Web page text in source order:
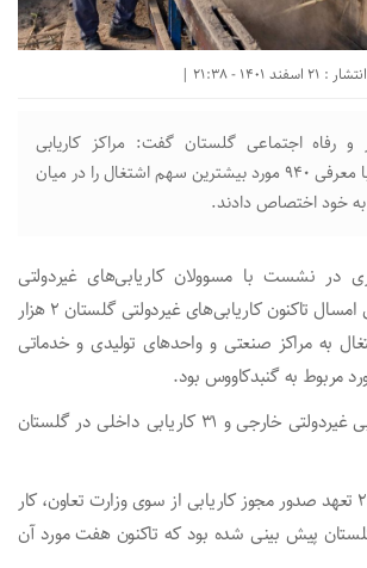
و رفاه اجتماعی گلستان گفت: مراکز کاریابی
گنبدکاووس امسال با معرفی ۹۴۰ مورد بیشترین سهم اشتغال را در میان
در نشست با مسوولان کاریابی‌های غیردولتی
استان، افزود: از ابتدای امسال تاکنون کاریابی‌های غیردولتی گلستان ۲ هزار
اشتغال به مراکز صنعتی و واحدهای تولیدی و خدماتی
وی ادامه داد: ۲ کاریابی غیردولتی خارجی و ۳۱ کاریابی داخلی در گلستان
خواجه‌مظفری گفت: ۲۸ تعهد صدور مجوز کاریابی از سوی وزارت تعاون، کار
پیش بینی شده بود که تاکنون هفت مورد آن